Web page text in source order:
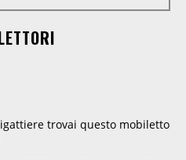
trovai questo mobiletto